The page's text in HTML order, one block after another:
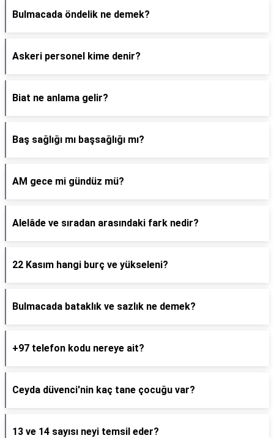
Bulmacada öndelik ne demek?
Askeri personel kime denir?
Biat ne anlama gelir?
Baş sağlığı mı başsağlığı mı?
AM gece mi gündüz mü?
Alelâde ve sıradan arasındaki fark nedir?
22 Kasım hangi burç ve yükseleni?
Bulmacada bataklık ve sazlık ne demek?
+97 telefon kodu nereye ait?
Ceyda düvenci'nin kaç tane çocuğu var?
13 ve 14 sayısı neyi temsil eder?